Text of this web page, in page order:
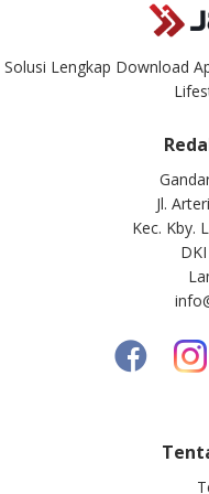
Solusi Lengkap Download
Jl.
Kec. Kby.